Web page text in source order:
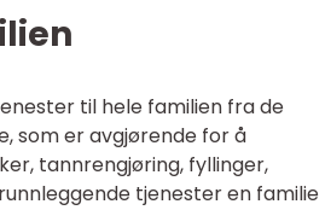
til hele familien fra de
som er avgjørende for å
tannrengjøring, fyllinger,
tjenester en familie